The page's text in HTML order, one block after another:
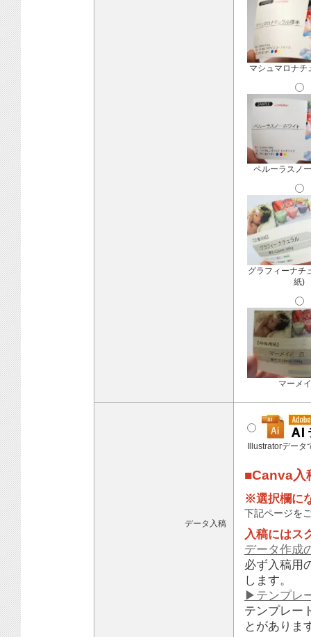
マシュマロナチ
ペルーラスノ
グラフィーナチ
紙)
マーメ
データ入稿
Illustratorデータ
■Canva入
※選択欄に
下記ページを
入稿にはス
データ作成
必ず入稿用
します。
▶テンプレ
テンプレー
とがありま